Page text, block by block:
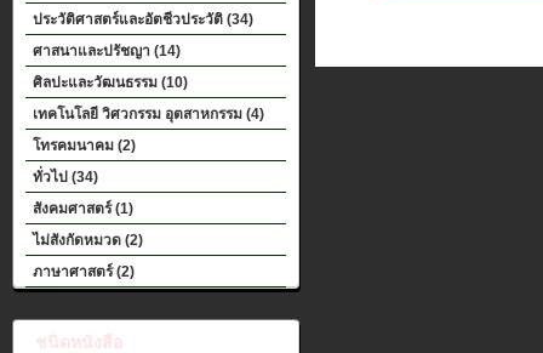
ประวัติศาสตร์และอัตชีวประวัติ (34)
ศาสนาและปรัชญา (14)
ศิลปะและวัฒนธรรม (10)
เทคโนโลยี วิศวกรรม อุตสาหกรรม (4)
โทรคมนาคม (2)
ทั่วไป (34)
สังคมศาสตร์ (1)
ไม่สังกัดหมวด (2)
ภาษาศาสตร์ (2)
ชนิดหนังสือ